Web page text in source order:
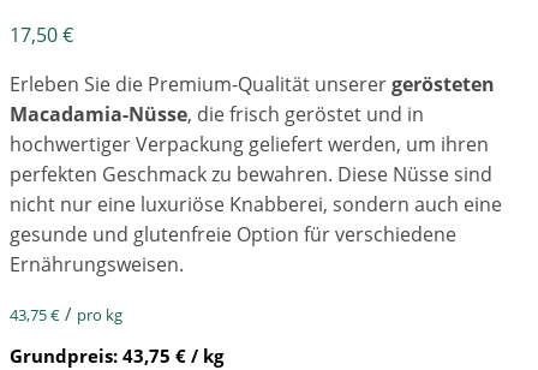
17,50€
Erleben Sie die Premium-Qualität unserergerösteten
Macadamia-Nüsse, die frisch geröstet und in
hochwertiger Verpackung geliefert werden, um ihren
perfekten Geschmack zu bewahren. Diese Nüsse sind
nicht nur eine luxuriöse Knabberei, sondern auch eine
gesunde und glutenfreie Option für verschiedene
Ernährungsweisen.
43,75€ / pro kg
Grundpreis: 43,75 € / kg